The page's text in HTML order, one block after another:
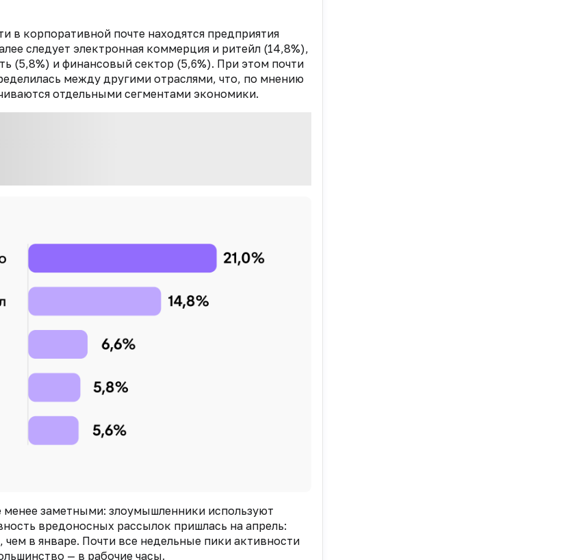
в корпоративной почте находятся предприятия
следует электронная коммерция и ритейл (14,8%),
(5,8%) и финансовый сектор (5,6%). При этом почти
между другими отраслями, что, по мнению
отдельными сегментами экономики.
менее заметными: злоумышленники используют
вредоносных рассылок пришлась на апрель:
в январе. Почти все недельные пики активности
— в рабочие часы.